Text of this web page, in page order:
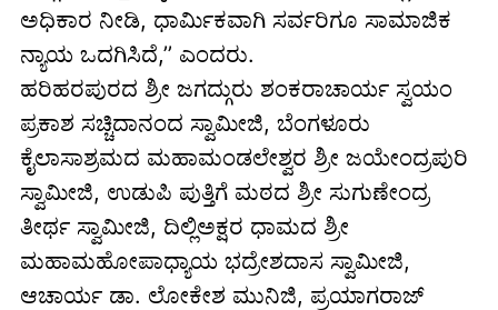
ಅಧಿಕಾರ ನೀಡಿ, ಧಾರ್ಮಿಕವಾಗಿ ಸರ್ವರಿಗೂ ಸಾಮಾಜಿಕ
ನ್ಯಾಯ ಒದಗಿಸಿದೆ,’’ ಎಂದರು.
ಹರಿಹರಪುರದ ಶ್ರೀ ಜಗದ್ಗುರು ಶಂಕರಾಚಾರ್ಯ ಸ್ವಯಂ
ಪ್ರಕಾಶ ಸಚ್ಚಿದಾನಂದ ಸ್ವಾಮೀಜಿ, ಬೆಂಗಳೂರು
ಕೈಲಾಸಾಶ್ರಮದ ಮಹಾಮಂಡಲೇಶ್ವರ ಶ್ರೀ ಜಯೇಂದ್ರಪುರಿ
ಸ್ವಾಮೀಜಿ, ಉಡುಪಿ ಪುತ್ತಿಗೆ ಮಠದ ಶ್ರೀ ಸುಗುಣೇಂದ್ರ
ತೀರ್ಥ ಸ್ವಾಮೀಜಿ, ದಿಲ್ಲಿಅಕ್ಷರ ಧಾಮದ ಶ್ರೀ
ಮಹಾಮಹೋಪಾಧ್ಯಾಯ ಭದ್ರೇಶದಾಸ ಸ್ವಾಮೀಜಿ,
ಆಚಾರ್ಯ ಡಾ. ಲೋಕೇಶ ಮುನಿಜಿ, ಪ್ರಯಾಗರಾಜ್